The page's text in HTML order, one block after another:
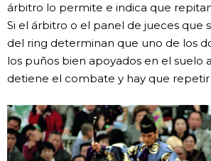
árbitro lo permite e indica que
Si el árbitro o el panel de jueces que
del ring determinan que uno de los
los puños bien apoyados en el suelo
detiene el combate y hay que